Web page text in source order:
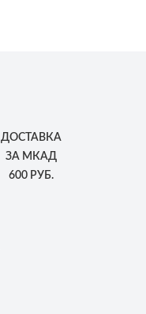
ДОСТАВКА
ЗА МКАД
600 РУБ.